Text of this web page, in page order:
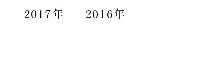
2017年 2016年